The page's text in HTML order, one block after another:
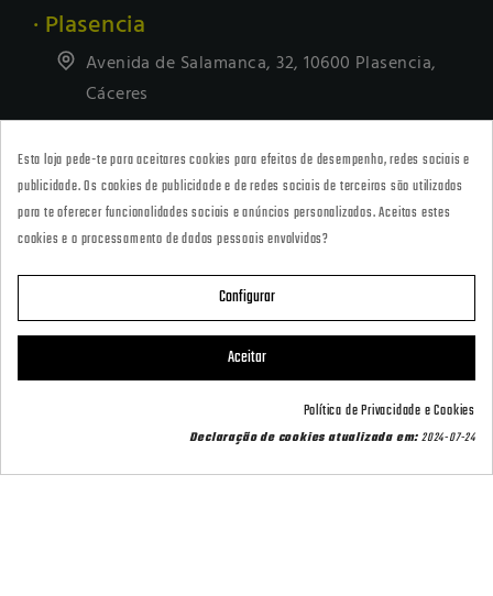
· Plasencia
Avenida de Salamanca, 32, 10600 Plasencia,
Cáceres
· Tienda Online
marketing@armeriacarril.com
CATEGORÍAS 
CARRIL OUTDOOR 
Contact us via WhatsApp
Esta loja pede-te para aceitares cookies para efeitos de desempenho, redes sociais e
publicidade. Os cookies de publicidade e de redes sociais de terceiros são utilizados
para te oferecer funcionalidades sociais e anúncios personalizados. Aceitas estes
cookies e o processamento de dados pessoais envolvidos?
Configurar
Aceitar
Política de Privacidade e Cookies
Declaração de cookies atualizada em:2024-07-24